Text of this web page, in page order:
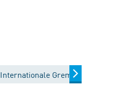
Internationale Gremien